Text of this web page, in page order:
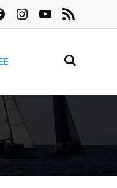
InstagramYouTube
Feed
RSS